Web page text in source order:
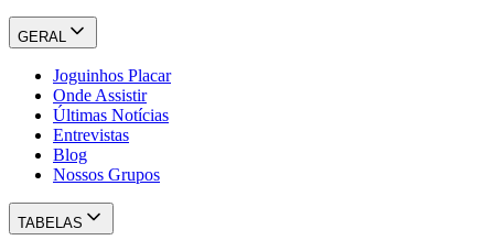
GERAL
Joguinhos Placar
Onde Assistir
Últimas Notícias
Entrevistas
Blog
Nossos Grupos
TABELAS